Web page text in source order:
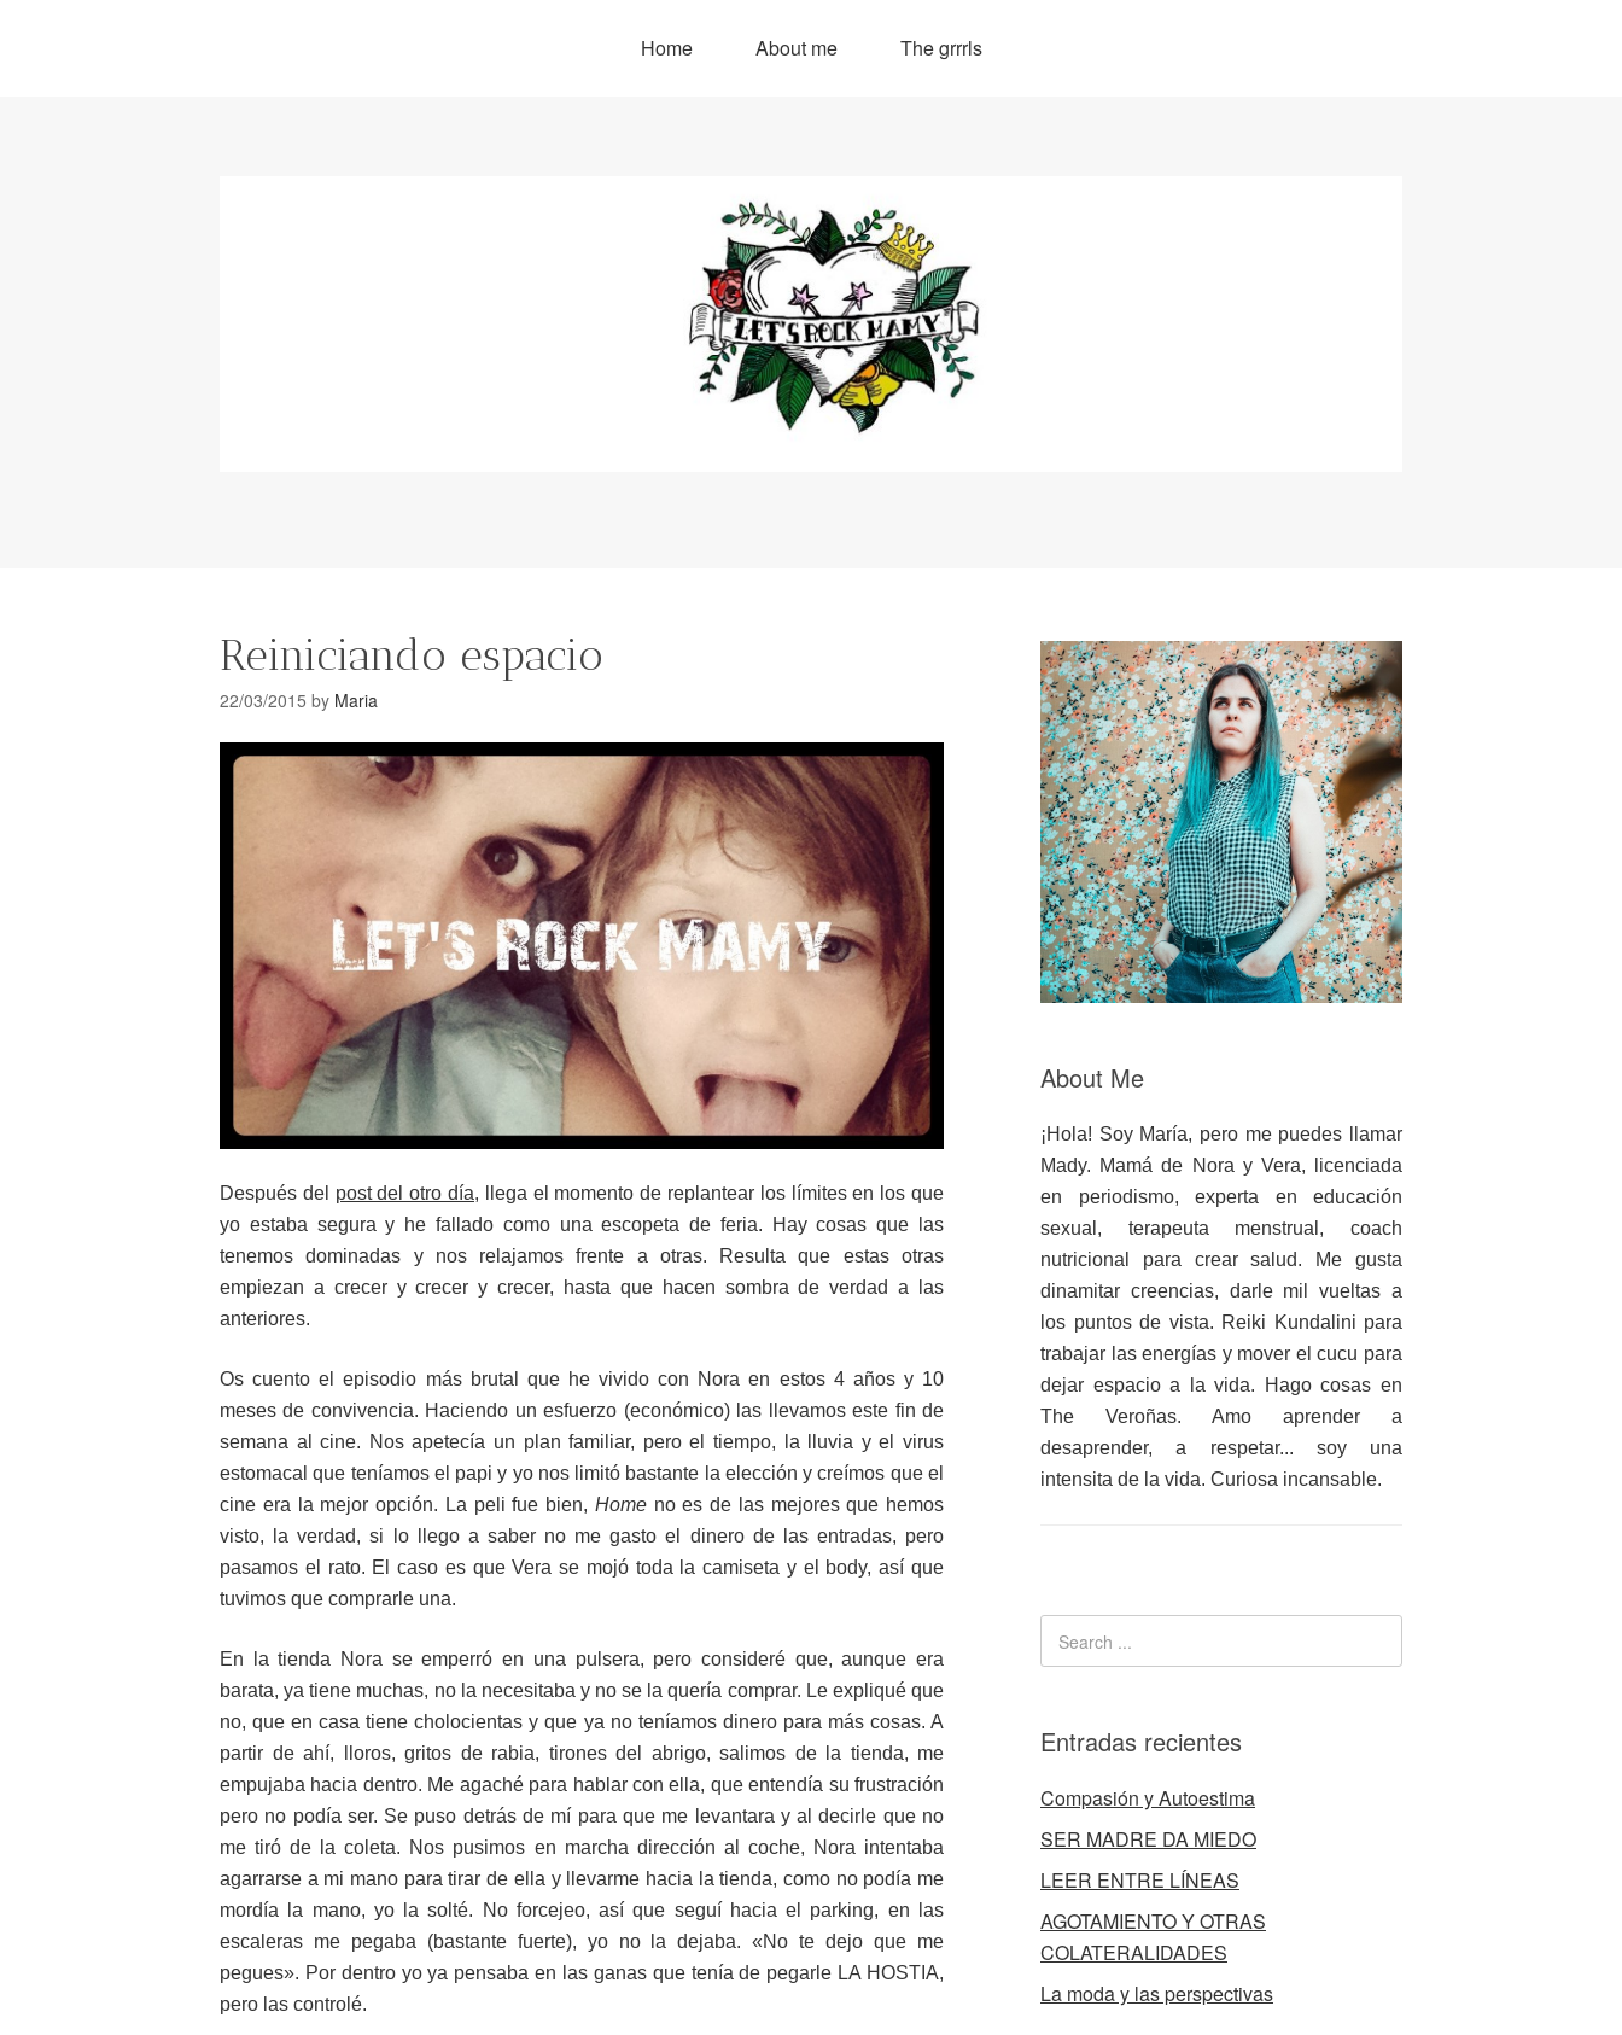
Home About me The grrrls
Reiniciando espacio
22/03/2015 by Maria
Después del post del otro día, llega el momento de replantear los límites en los que
yo estaba segura y he fallado como una escopeta de feria. Hay cosas que las
tenemos dominadas y nos relajamos frente a otras. Resulta que estas otras
empiezan a crecer y crecer y crecer, hasta que hacen sombra de verdad a las
anteriores.
Os cuento el episodio más brutal que he vivido con Nora en estos 4 años y 10
meses de convivencia. Haciendo un esfuerzo (económico) las llevamos este fin de
semana al cine. Nos apetecía un plan familiar, pero el tiempo, la lluvia y el virus
estomacal que teníamos el papi y yo nos limitó bastante la elección y creímos que el
cine era la mejor opción. La peli fue bien, Homeno es de las mejores que hemos
visto, la verdad, si lo llego a saber no me gasto el dinero de las entradas, pero
pasamos el rato. El caso es que Vera se mojó toda la camiseta y el body, así que
tuvimos que comprarle una.
En la tienda Nora se emperró en una pulsera, pero consideré que, aunque era
barata, ya tiene muchas, no la necesitaba y no se la quería comprar. Le expliqué que
no, que en casa tiene cholocientas y que ya no teníamos dinero para más cosas. A
partir de ahí, lloros, gritos de rabia, tirones del abrigo, salimos de la tienda, me
empujaba hacia dentro. Me agaché para hablar con ella, que entendía su frustración
pero no podía ser. Se puso detrás de mí para que me levantara y al decirle que no
me tiró de la coleta. Nos pusimos en marcha dirección al coche, Nora intentaba
agarrarse a mi mano para tirar de ella y llevarme hacia la tienda, como no podía me
mordía la mano, yo la solté. No forcejeo, así que seguí hacia el parking, en las
escaleras me pegaba (bastante fuerte), yo no la dejaba. «No te dejo que me
pegues». Por dentro yo ya pensaba en las ganas que tenía de pegarle LA HOSTIA,
pero las controlé.
About Me
¡Hola! Soy María, pero me puedes llamar
Mady. Mamá de Nora y Vera, licenciada
en periodismo, experta en educación
sexual, terapeuta menstrual, coach
nutricional para crear salud. Me gusta
dinamitar creencias, darle mil vueltas a
los puntos de vista. Reiki Kundalini para
trabajar las energías y mover el cucu para
dejar espacio a la vida. Hago cosas en
The Veroñas. Amo aprender a
desaprender, a respetar... soy una
intensita de la vida. Curiosa incansable.
Entradas recientes
Compasión y Autoestima
SER MADRE DA MIEDO
LEER ENTRE LÍNEAS
AGOTAMIENTO Y OTRAS
COLATERALIDADES
La moda y las perspectivas